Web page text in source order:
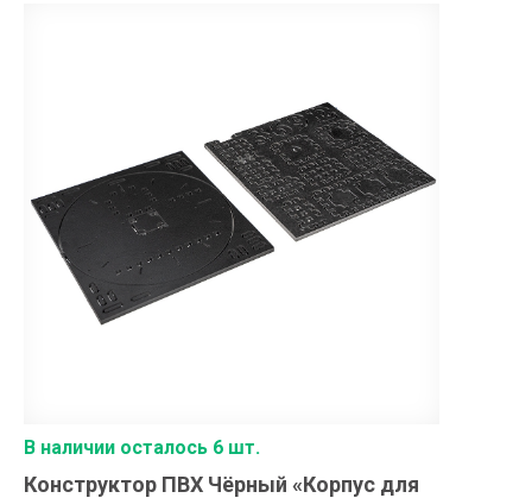
В наличии осталось 6 шт.
Конструктор ПВХ Чёрный «Корпус для